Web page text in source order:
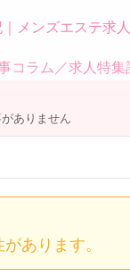
メンズエステ求
コラム／求人特集
ありません
あります。